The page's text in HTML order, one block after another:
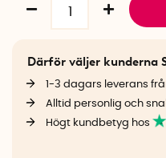
Därför väljer kunderna
1-3 dagars leverans
Alltid personlig och
Högt kundbetyg hos